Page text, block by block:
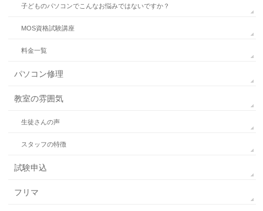
子どものパソコンでこんなお悩みではないですか？
MOS資格試験講座
料金一覧
パソコン修理
教室の雰囲気
生徒さんの声
スタッフの特徴
試験申込
フリマ